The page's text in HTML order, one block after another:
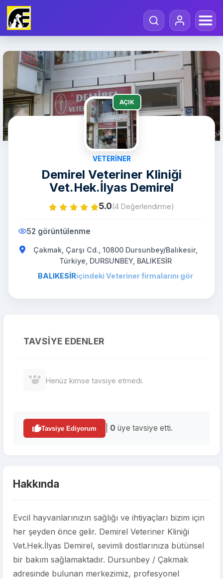
AÇIK
VETERINER
Demirel Veteriner Kliniği
Vet.Hek.İlyas Demirel
5.0(4 Değerlendirme)
52 görüntülenme
Çakmak, Çarşı Cd., 10800 Dursunbey/Balıkesir,
Türkiye, DURSUNBEY, BALIKESİR
BALIKESİRiçindeki Veteriner firmalarını gör
TAVSIYE EDENLER
Henüz kimse tavsiye etmedi.
Tavsiye Ediyorum 0 üye tavsiye etti.
Hakkında
Evcil hayvanlarınızın sağlığı ve ihtiyaçları bizim için
her şeyden önce gelir. Demirel Veteriner Kliniği
Vet.Hek.İlyas Demirel, sevimli dostlarınıza bütünsel
bir bakım sağlamaktadır. Dursunbey / Çakmak
adresinde bulunan merkezimiz, profesyonel